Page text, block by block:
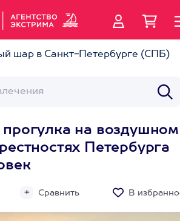
шар в Санкт-Петербурге (СПБ)
на воздушном
Петербурга
Сравнить В